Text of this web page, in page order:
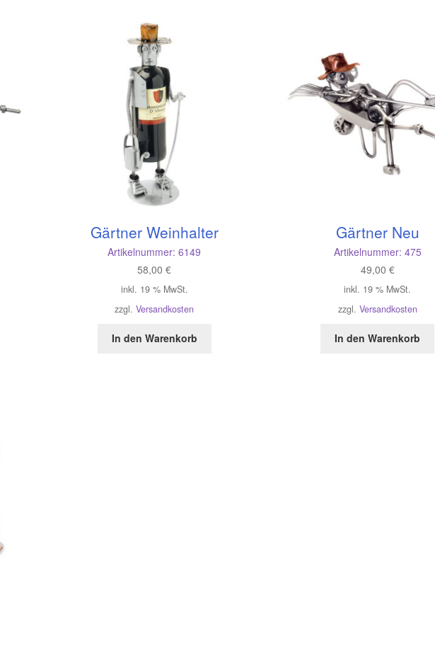
Gärtner Weinhalter
Artikelnummer:6149
58,00€
inkl. 19 % MwSt.
zzgl.Versandkosten
In den Warenkorb
Gärtner Neu
Artikelnummer: 475
49,00 €
inkl. 19 % MwSt.
zzgl. Versandkosten
In den Warenkorb